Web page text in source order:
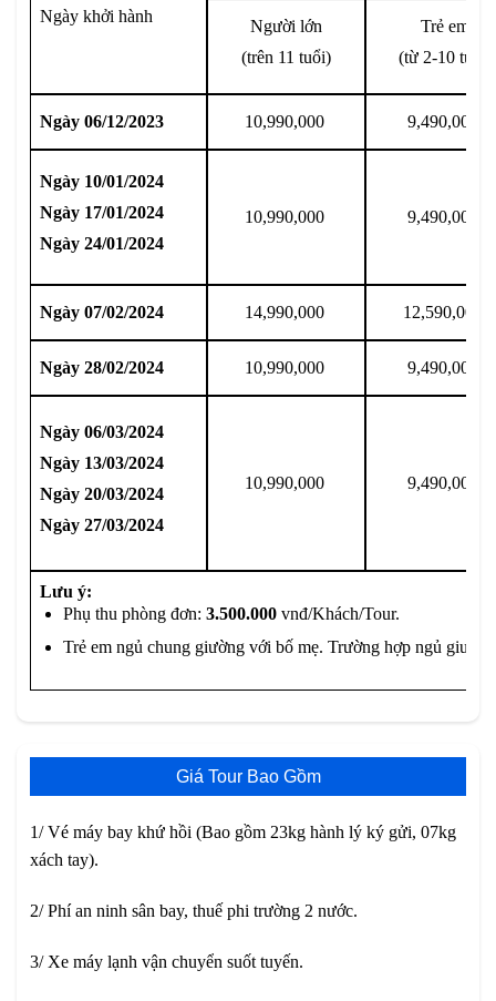
Ngày khởi hành
Người lớn
(trên 11 tuổi)
Trẻ em
(từ 2-10 tuổi)
Ngày 06/12/2023 10,990,000 9,490,000
Ngày 10/01/2024
Ngày 17/01/2024
Ngày 24/01/2024
10,990,000 9,490,000
Ngày 07/02/2024 14,990,000 12,590,000
Ngày 28/02/2024 10,990,000 9,490,000
Ngày 06/03/2024
Ngày 13/03/2024
Ngày 20/03/2024
Ngày 27/03/2024
10,990,000 9,490,000
Lưu ý:
Phụ thu phòng đơn: 3.500.000vnđ/Khách/Tour.
Trẻ em ngủ chung giường với bố mẹ. Trường hợp ngủ
Giá Tour Bao Gồm
1/ Vé máy bay khứ hồi (Bao gồm 23kg hành lý ký gửi, 07kg
xách tay).
2/ Phí an ninh sân bay, thuế phi trường 2 nước.
3/ Xe máy lạnh vận chuyển suốt tuyến.